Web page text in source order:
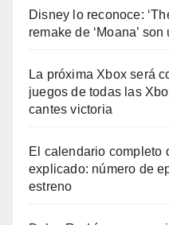
Disney lo reconoce:
remake de ‘Moana’
La próxima Xbox será
juegos de todas las
cantes victoria
El calendario completo
explicado: número de
estreno